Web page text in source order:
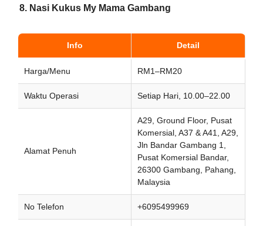
8. Nasi Kukus My Mama Gambang
Info Detail
Harga/Menu RM1–RM20
Waktu Operasi Setiap Hari, 10.00–22.00
Alamat Penuh
A29, Ground Floor, Pusat
Komersial, A37 & A41, A29,
Jln Bandar Gambang 1,
Pusat Komersial Bandar,
26300 Gambang, Pahang,
Malaysia
No Telefon +6095499969